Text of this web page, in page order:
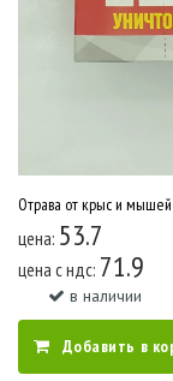
Отрава от крыс и
цена: 53.7
цена c ндс: 71.9
в наличии
Добавить в